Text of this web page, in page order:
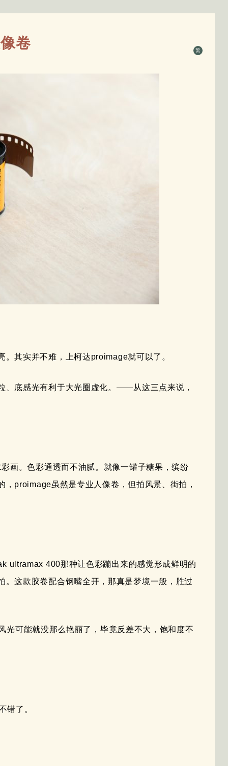
繁
卷
其实并不难，上柯达proimage就可以了。
、底感光有利于大光圈虚化。——从这三点来说，
画。色彩通透而不油腻。就像一罐子糖果，缤纷
proimage虽然是专业人像卷，但拍风景、街拍，
ultramax 400那种让色彩蹦出来的感觉形成鲜明的
这款胶卷配合钢嘴全开，那真是梦境一般，胜过
可能就没那么艳丽了，毕竟反差不大，饱和度不
错了。